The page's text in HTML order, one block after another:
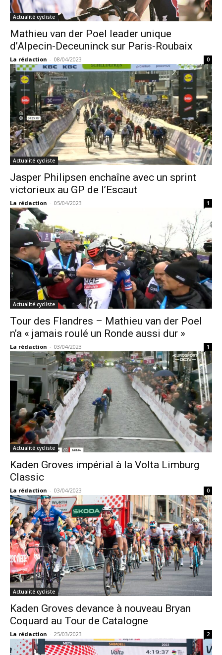
Actualité cycliste
Mathieu van der Poel leader unique
d’Alpecin-Deceuninck sur Paris-Roubaix
La rédaction - 08/04/2023 0
Actualité cycliste
Jasper Philipsen enchaîne avec un sprint
victorieux au GP de l’Escaut
La rédaction - 05/04/2023 1
Actualité cycliste
Tour des Flandres – Mathieu van der Poel
n’a « jamais roulé un Ronde aussi dur »
La rédaction - 03/04/2023 1
Actualité cycliste
Kaden Groves impérial à la Volta Limburg
Classic
La rédaction - 03/04/2023 0
Actualité cycliste
Kaden Groves devance à nouveau Bryan
Coquard au Tour de Catalogne
La rédaction - 25/03/2023 2